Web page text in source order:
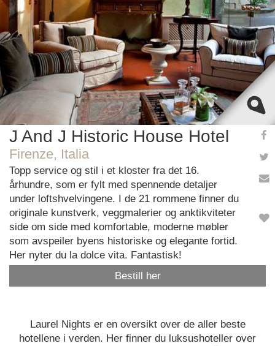
Do you own this website?
J And J Historic House Hotel
Firenze, Italia
Topp service og stil i et kloster fra det 16.
århundre, som er fylt med spennende detaljer
under loftshvelvingene. I de 21 rommene finner du
originale kunstverk, veggmalerier og anktikviteter
side om side med komfortable, moderne møbler
som avspeiler byens historiske og elegante fortid.
Her nyter du la dolce vita. Fantastisk!
Bestill her
Laurel Nights er en oversikt over de aller beste
hotellene i verden. Her finner du luksushoteller over